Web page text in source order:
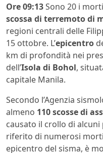
Ore 09:13Sono 20 i
scossa di terremoto di
regioni centrali delle
15 ottobre. L’epicentro
km di profondità nei
dell’Isola di Bohol,
capitale Manila.
Secondo l’Agenzia
almeno 110 scosse di
causato il crollo di
riferito di numerosi morti
epicentro del sisma, è